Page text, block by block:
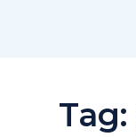
Tag: